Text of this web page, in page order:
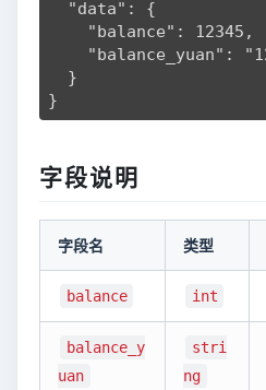
}
字段说明
字段名 类型
balance int
balance_y
uan
stri
ng